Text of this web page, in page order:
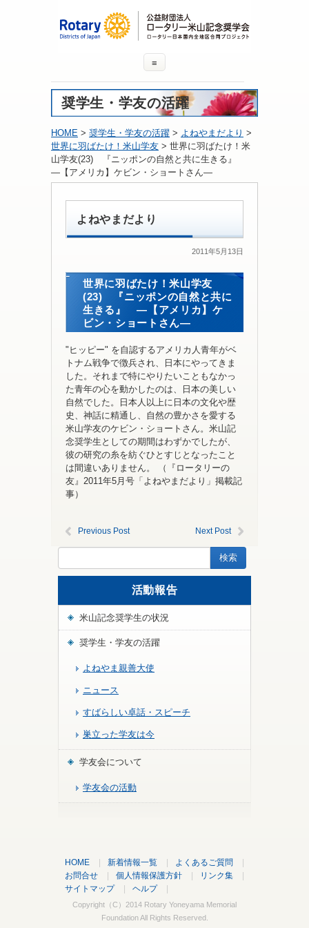
≡
奨学生・学友の活躍
HOME > 奨学生・学友の活躍 > よねやまだより >
世界に羽ばたけ！米山学友 > 世界に羽ばたけ！米
山学友(23) 『ニッポンの自然と共に生きる』
―【アメリカ】ケビン・ショートさん―
よねやまだより
2011年5月13日
世界に羽ばたけ！米山学友
(23) 『ニッポンの自然と共に
生きる』 ―【アメリカ】ケ
ビン・ショートさん―
"ヒッピー" を自認するアメリカ人青年がベ
トナム戦争で徴兵され、日本にやってきま
した。それまで特にやりたいこともなかっ
た青年の心を動かしたのは、日本の美しい
自然でした。日本人以上に日本の文化や歴
史、神話に精通し、自然の豊かさを愛する
米山学友のケビン・ショートさん。米山記
念奨学生としての期間はわずかでしたが、
彼の研究の糸を紡ぐひとすじとなったこと
は間違いありません。 （『ロータリーの
友』2011年5月号「よねやまだより」掲載記
事）
Previous Post Next Post
活動報告
米山記念奨学生の状況
奨学生・学友の活躍
よねやま親善大使
ニュース
すばらしい卓話・スピーチ
巣立った学友は今
学友会について
学友会の活動
HOME | 新着情報一覧 | よくあるご質問
|
お問合せ
| 個人情報保護方針 | リンク集
|
サイトマップ
| ヘルプ |
Copyright（C）2014 Rotary Yoneyama Memorial
FoundationAll Rights Reserved.